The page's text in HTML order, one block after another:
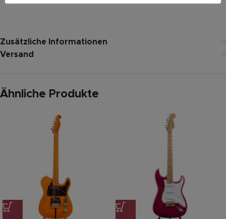
Zusätzliche Informationen
Versand
Ähnliche Produkte